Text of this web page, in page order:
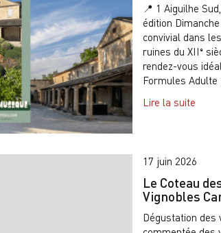
📍 1 Aiguilhe
édition
convivial dans
ruines du XIIᵉ
rendez-vous
Formules Adulte
Lire la suite
17 juin 2026
Le Coteau
Vignobles
Dégustation des